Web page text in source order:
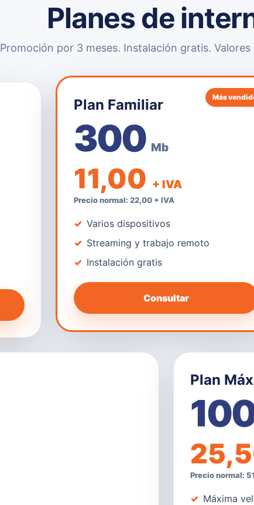
Planes de
Promoción por 3 meses. Instalación gratis. Valores
Más
Plan Familiar
300 Mb
11,00 + IVA
Precio normal: 22,00 + IVA
Varios dispositivos
Streaming y trabajo remoto
Instalación gratis
Consultar
Plan
Precio normal:
Máxima